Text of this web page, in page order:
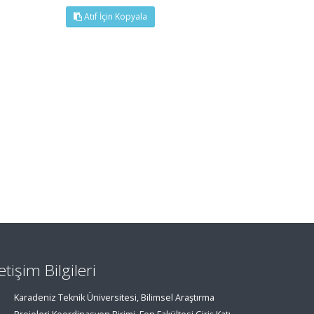
Atıf İçin Kopyala
Bilgileri
Karadeniz Teknik Üniversitesi, Bilimsel Araştırma